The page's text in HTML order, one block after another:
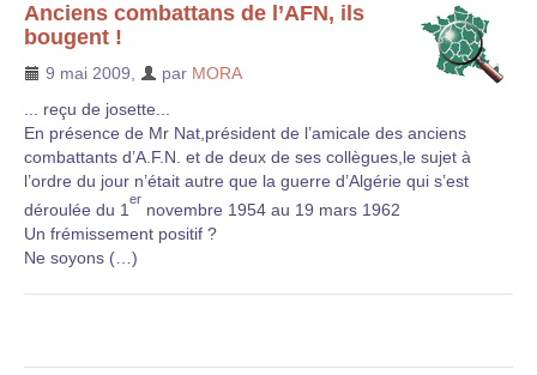
Anciens combattans de l’AFN, ils
bougent !
9 mai 2009 par MORA
... reçu de josette...
En présence de Mr Nat,président de l’amicale des anciens
combattants d’A.F.N. et de deux de ses collègues,le sujet à
l’ordre du jour n’était autre que la guerre d’Algérie qui s’est
déroulée du 1
er
novembre 1954 au 19 mars 1962
Un frémissement positif ?
Ne soyons (…)